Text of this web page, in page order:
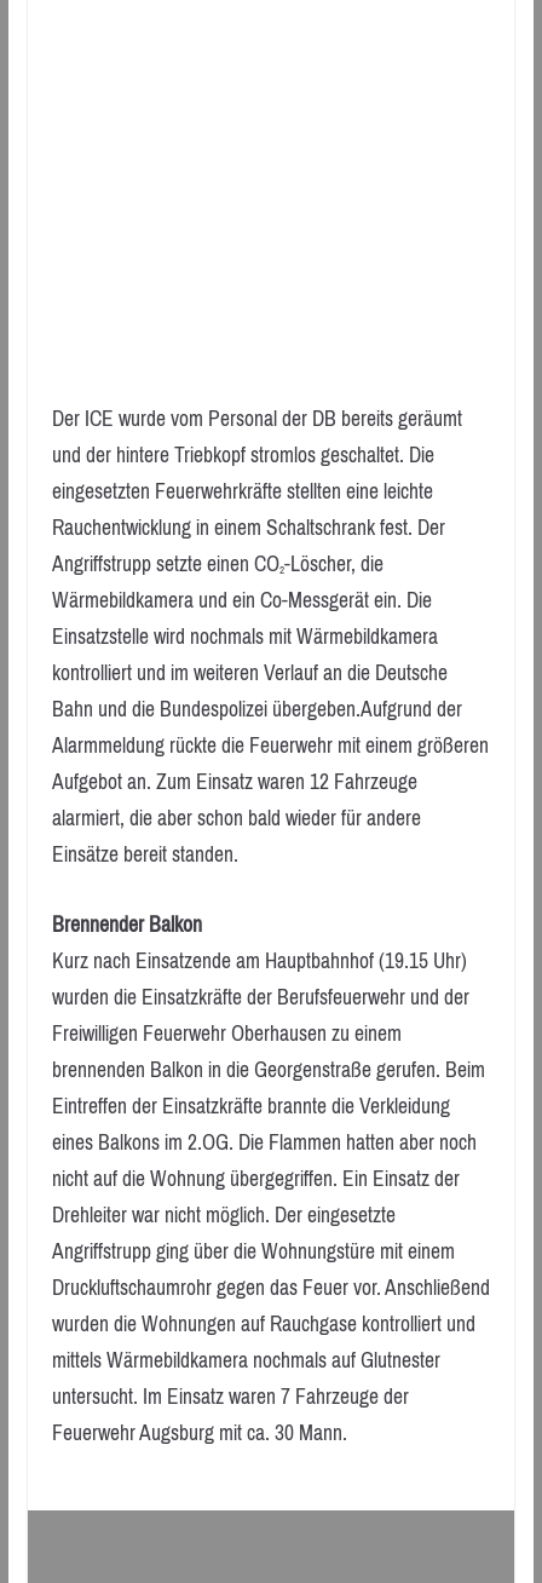
Der ICE wurde vom Personal der DB bereits geräumt
und der hintere Triebkopf stromlos geschaltet. Die
eingesetzten Feuerwehrkräfte stellten eine leichte
Rauchentwicklung in einem Schaltschrank fest. Der
Angriffstrupp setzte einen CO2-Löscher, die
Wärmebildkamera und ein Co-Messgerät ein. Die
Einsatzstelle wird nochmals mit Wärmebildkamera
kontrolliert und im weiteren Verlauf an die Deutsche
Bahn und die Bundespolizei übergeben.Aufgrund der
Alarmmeldung rückte die Feuerwehr mit einem größeren
Aufgebot an. Zum Einsatz waren 12 Fahrzeuge
alarmiert, die aber schon bald wieder für andere
Einsätze bereit standen.
Brennender Balkon
Kurz nach Einsatzende am Hauptbahnhof (19.15 Uhr)
wurden die Einsatzkräfte der Berufsfeuerwehr und der
Freiwilligen Feuerwehr Oberhausen zu einem
brennenden Balkon in die Georgenstraße gerufen. Beim
Eintreffen der Einsatzkräfte brannte die Verkleidung
eines Balkons im 2.OG. Die Flammen hatten aber noch
nicht auf die Wohnung übergegriffen. Ein Einsatz der
Drehleiter war nicht möglich. Der eingesetzte
Angriffstrupp ging über die Wohnungstüre mit einem
Druckluftschaumrohr gegen das Feuer vor. Anschließend
wurden die Wohnungen auf Rauchgase kontrolliert und
mittels Wärmebildkamera nochmals auf Glutnester
untersucht. Im Einsatz waren 7 Fahrzeuge der
Feuerwehr Augsburg mit ca. 30 Mann.